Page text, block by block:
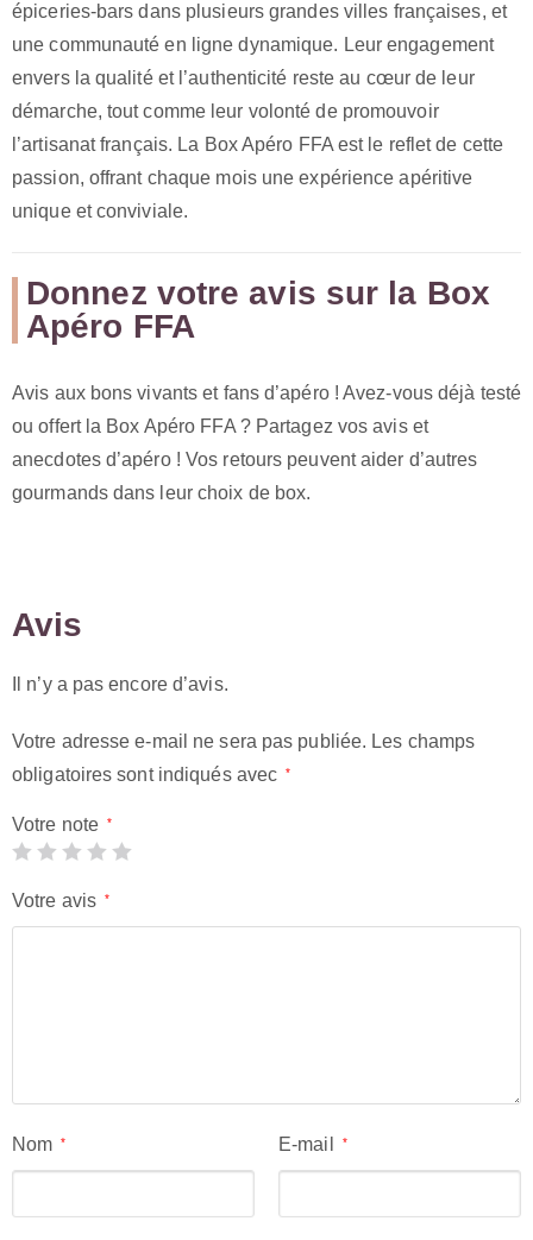
épiceries-bars dans plusieurs grandes villes françaises, et
une communauté en ligne dynamique. Leur engagement
envers la qualité et l’authenticité reste au cœur de leur
démarche, tout comme leur volonté de promouvoir
l’artisanat français. La Box Apéro FFA est le reflet de cette
passion, offrant chaque mois une expérience apéritive
unique et conviviale.
Donnez votre avis sur la Box
Apéro FFA
Avis aux bons vivants et fans d’apéro ! Avez-vous déjà testé
ou offert la Box Apéro FFA ? Partagez vos avis et
anecdotes d’apéro ! Vos retours peuvent aider d’autres
gourmands dans leur choix de box.
Avis
Il n’y a pas encore d’avis.
Votre adresse e-mail ne sera pas publiée. Les champs
obligatoires sont indiqués avec
*
Votre note *
Votre avis *
Nom * E-mail *